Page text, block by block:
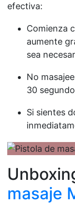
efectiva:
Comienza
aumente
sea
No
30
Si sientes
masaje